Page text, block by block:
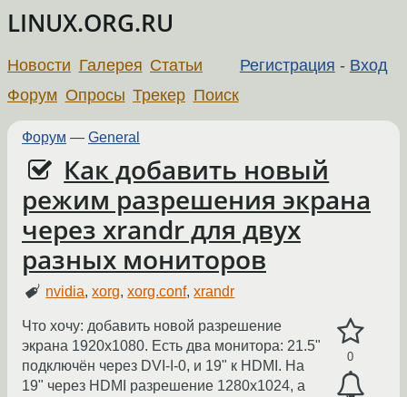
LINUX.ORG.RU
Регистрация - Вход
Новости Галерея Статьи
Форум Опросы Трекер Поиск
Форум — General
Как добавить новый
режим разрешения экрана
через xrandr для двух
разных мониторов
nvidia,xorg,xorg.conf,xrandr
0
Что хочу: добавить новой разрешение
экрана 1920х1080. Есть два монитора: 21.5"
подключён через DVI-I-0, и 19" к HDMI. На
19" через HDMI разрешение 1280х1024, а